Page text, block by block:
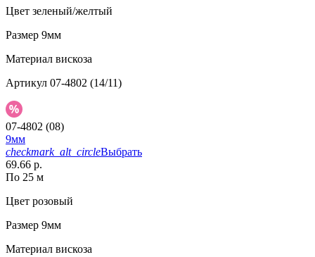
Цвет зеленый/желтый
Размер 9мм
Материал вискоза
Артикул 07-4802 (14/11)
07-4802 (08)
9мм
checkmark_alt_circleВыбрать
69.66 р.
По 25 м
Цвет розовый
Размер 9мм
Материал вискоза